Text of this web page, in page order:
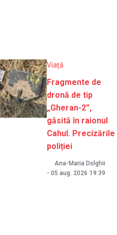
Viață
Fragmente de
dronă de tip
„Gheran-2”,
găsită în raionul
Cahul. Precizările
poliției
Ana-Maria Dolghii
- 05 aug. 2026 19:39